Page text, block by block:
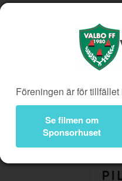
Köp genom
Presentkort
Bli medlem
Föreningen är för
Se filmen om
Sponsorhuset